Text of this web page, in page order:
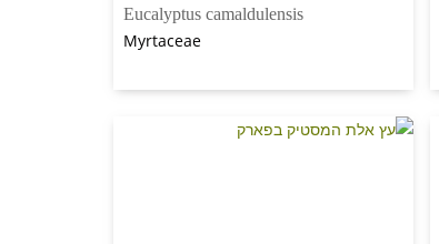
Eucalyptus camaldulensis
Myrtaceae